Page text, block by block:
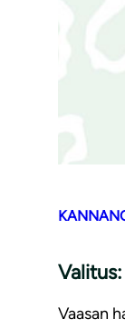
Vaasan